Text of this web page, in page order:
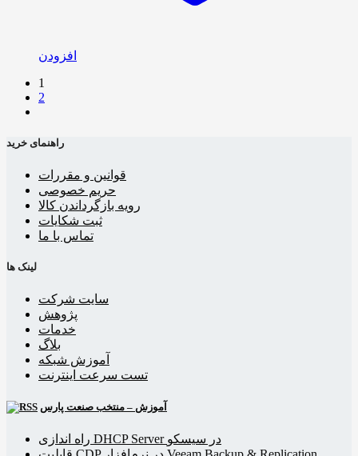
افزودن
1
2
راهنمای خرید
قوانین و مقررات
حریم خصوصی
رویه بازگرداندن کالا
ثبت شکایات
تماس با ما
لینک ها
سایت شرکت
پژوهش
خدمات
بلاگ
آموزش شبکه
تست سرعت اینترنت
آموزش – منتخب صنعت پارس
راه اندازی DHCP Server در سیسکو